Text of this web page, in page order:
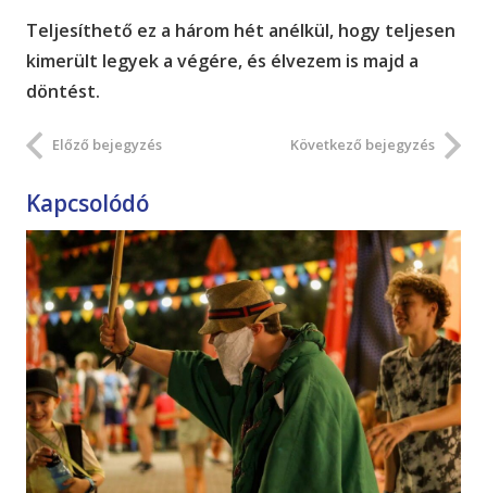
Teljesíthető ez a három hét anélkül, hogy teljesen
kimerült legyek a végére, és élvezem is majd a
döntést.
Előző bejegyzés Következő bejegyzés
Kapcsolódó